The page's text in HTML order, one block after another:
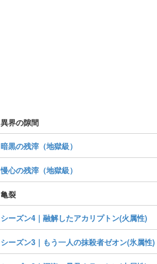
異界の隙間
暗黒の残滓（地獄級）
慢心の残滓（地獄級）
亀裂
シーズン4｜融解したアカリプトン(火属性)
シーズン3｜もう一人の抹殺者ゼオン(氷属性)